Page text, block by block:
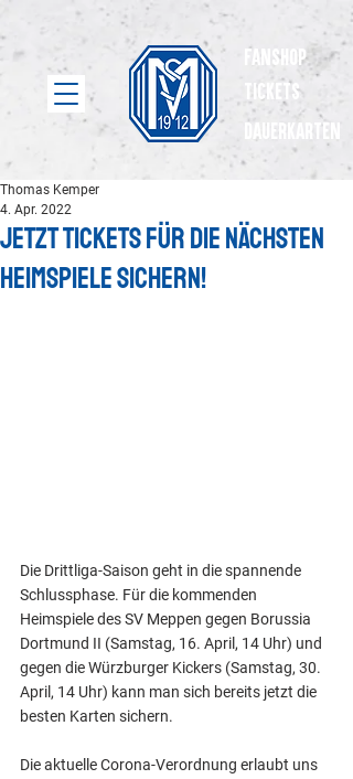
Fanshop
Tickets
dauerkarten
Jetzt Tickets für die nächsten
Heimspiele sichern!
Thomas Kemper
4. Apr. 2022
Die Drittliga-Saison geht in die spannende
Schlussphase. Für die kommenden
Heimspiele des SV Meppen gegen Borussia
Dortmund II (Samstag, 16. April, 14 Uhr) und
gegen die Würzburger Kickers (Samstag, 30.
April, 14 Uhr) kann man sich bereits jetzt die
besten Karten sichern.
Die aktuelle Corona-Verordnung erlaubt uns